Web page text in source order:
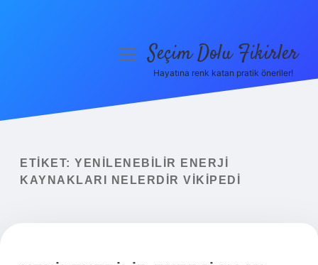
Yasal Uyarı
menüyüSeçim Dolu Fikirler
Hayatına renk katan pratik öneriler!
ETIKET: YENILENEBILIR ENERJI
KAYNAKLARI NELERDIR VIKIPEDI